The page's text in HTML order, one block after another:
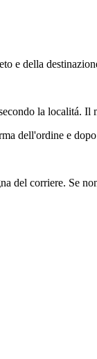
e della
la localitá.
dell'ordine e
del corriere. Se